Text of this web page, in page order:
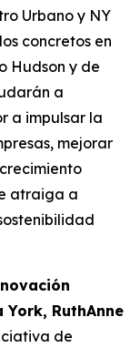
Urbano y NY
concretos en
Hudson y de
a
a impulsar la
mejorar
atraiga a
RuthAnne
de